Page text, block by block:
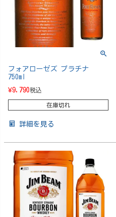
フォアローゼズ プラチナ
750ml
¥9,790税込
在庫切れ
詳細を見る